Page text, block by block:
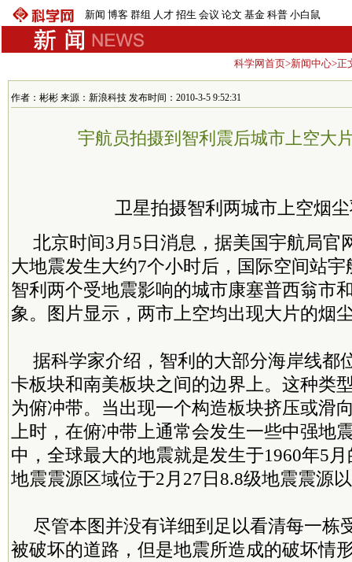
新闻 博客 群组 人才 招生 会议 论文 基金 科普 小白鼠
科学网首页>新闻中心>正
作者：彬彬 来源：新浪科技 发布时间：2010-3-5 9:52:31
宇航员拍摄到智利震后城市上空大
卫星拍摄智利两城市上空烟
北京时间3月5日消息，据美国宇航局官
大地震发生大约7个小时后，国际空间站
智利两个受地震影响的城市康塞普西翁市
象。图片显示，两市上空均出现大片的烟
据科学家介绍，智利的大部分海岸线都
卡板块和南美板块之间的边界上。这种类
为俯冲带。当出现一个构造板块挤压或滑
上时，在俯冲带上通常会发生一些中强地
中，全球最大的地震就是发生于1960年5
地震震源区域位于2月27日8.8级地震震源
尽管本图并没有详细到足以看清每一栋
被破坏的道路，但是地震所造成的破坏情